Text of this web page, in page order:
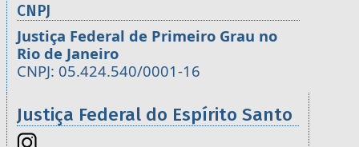
CNPJ
Justiça Federal de Primeiro Grau no
Rio de Janeiro
CNPJ: 05.424.540/0001-16
Justiça Federal do Espírito Santo